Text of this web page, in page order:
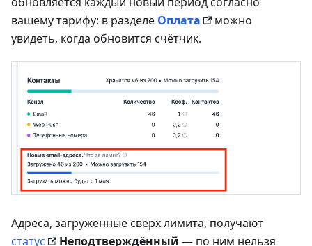
вашему тарифу: в разделе Оплата
можно
увидеть, когда обновится счётчик.
Адреса, загруженные сверх лимита, получают
статус
Неподтверждённый — по ним нельзя